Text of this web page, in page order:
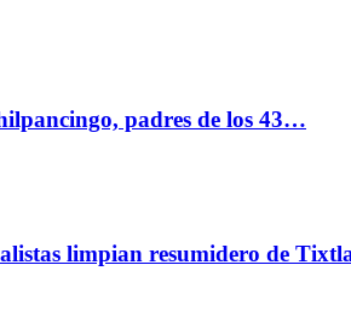
padres de los 43…
limpian resumidero de